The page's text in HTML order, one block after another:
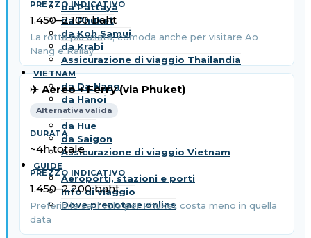
da Pattaya
da Phuket
da Koh Samui
da Krabi
Assicurazione di viaggio Thailandia
VIETNAM
da Da Nang
da Hanoi
da Hoi An
da Hue
da Saigon
Assicurazione di viaggio Vietnam
GUIDE
Aeroporti, stazioni e porti
Info di viaggio
Dove prenotare online
1.450–2.100 baht
La rotta più usata; comoda anche per visitare Ao
Nang e Railay
✈️ Aereo + Ferry (via Phuket)
Alternativa valida
~4h totale
1.450–2.200 baht
Preferibile se il volo per Phuket costa meno in quella
data